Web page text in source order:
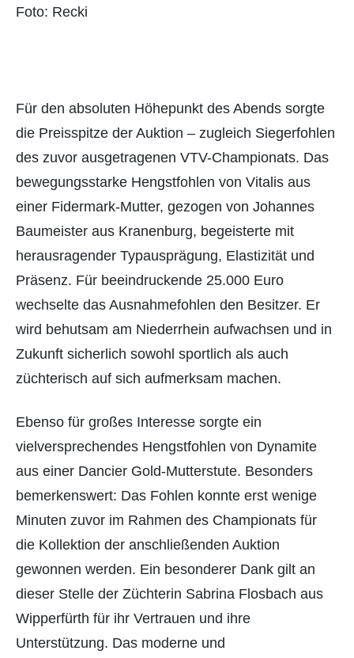
Foto: Recki
Für den absoluten Höhepunkt des Abends sorgte
die Preisspitze der Auktion – zugleich Siegerfohlen
des zuvor ausgetragenen VTV-Championats. Das
bewegungsstarke Hengstfohlen von Vitalis aus
einer Fidermark-Mutter, gezogen von Johannes
Baumeister aus Kranenburg, begeisterte mit
herausragender Typausprägung, Elastizität und
Präsenz. Für beeindruckende 25.000 Euro
wechselte das Ausnahmefohlen den Besitzer. Er
wird behutsam am Niederrhein aufwachsen und in
Zukunft sicherlich sowohl sportlich als auch
züchterisch auf sich aufmerksam machen.
Ebenso für großes Interesse sorgte ein
vielversprechendes Hengstfohlen von Dynamite
aus einer Dancier Gold-Mutterstute. Besonders
bemerkenswert: Das Fohlen konnte erst wenige
Minuten zuvor im Rahmen des Championats für
die Kollektion der anschließenden Auktion
gewonnen werden. Ein besonderer Dank gilt an
dieser Stelle der Züchterin Sabrina Flosbach aus
Wipperfürth für ihr Vertrauen und ihre
Unterstützung. Das moderne und